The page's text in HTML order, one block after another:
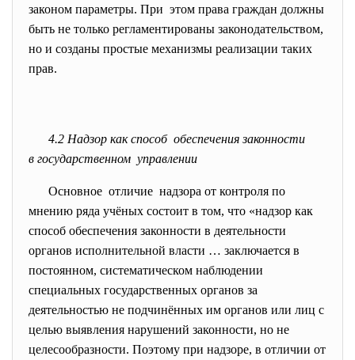
законом параметры. При этом права граждан должны
быть не только регламентированы законодательством,
но и созданы простые механизмы реализации таких
прав.
4.2 Надзор как способ обеспечения законности
в государственном управлении
Основное отличие надзора от контроля по
мнению ряда учёных состоит в том, что «надзор как
способ обеспечения законности в деятельности
органов исполнительной власти … заключается в
постоянном, систематическом наблюдении
специальных государственных органов за
деятельностью не подчинённых им органов или лиц с
целью выявления нарушений законности, но не
целесообразности. Поэтому при надзоре, в отличии от